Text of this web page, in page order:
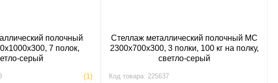
полочный
7 полок,
серый
(1)
Стеллаж металлический полочный МС
2300х700х300, 3 полки, 100 кг на полку,
светло-серый
Код товара: 225637